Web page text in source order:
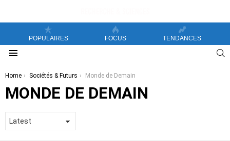
POPULAIRES FOCUS TENDANCES
You are here:
Home Sociétés & Futurs Monde de Demain
MONDE DE DEMAIN